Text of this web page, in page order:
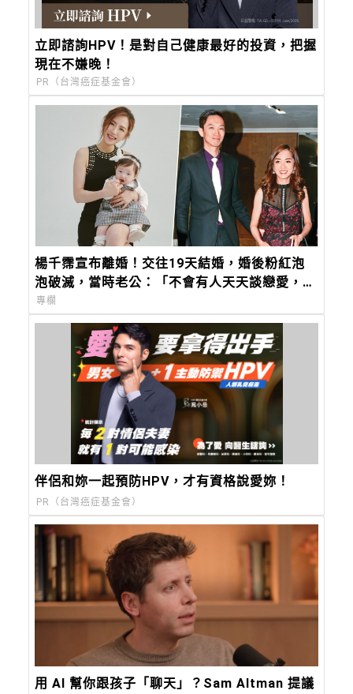
立即諮詢HPV！是對自己健康最好的投資，把握
現在不嫌晚！
PR（台灣癌症基金會）
楊千霈宣布離婚！交往19天結婚，婚後粉紅泡
泡破滅，當時老公：「不會有人天天談戀愛，那
只是偶像劇，我們要學會過生活。」
專欄
伴侶和妳一起預防HPV，才有資格說愛妳！
PR（台灣癌症基金會）
用 AI 幫你跟孩子「聊天」？Sam Altman 提議